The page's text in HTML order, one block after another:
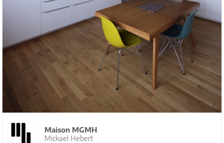
Maison MGMH
Mickael Hebert